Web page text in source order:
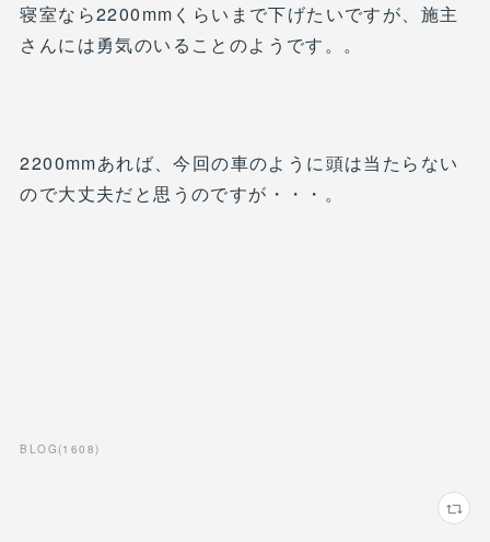
寝室なら2200mmくらいまで下げたいですが、施主
さんには勇気のいることのようです。。
2200mmあれば、今回の車のように頭は当たらない
ので大丈夫だと思うのですが・・・。
BLOG (1608)